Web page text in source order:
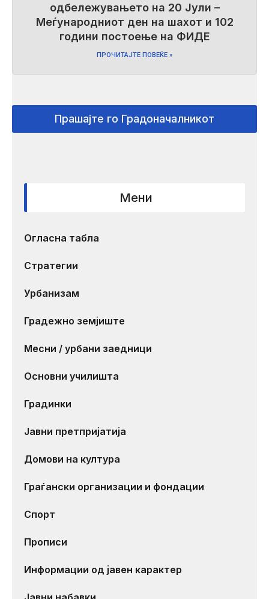
одбележувањето на 20 Јули –
Меѓународниот ден на шахот и 102
години постоење на ФИДЕ
ПРОЧИТАЈТЕ ПОВЕЌЕ »
Прашајте го Градоначалникот
Мени
Огласна табла
Стратегии
Урбанизам
Градежно земјиште
Месни / урбани заедници
Основни училишта
Градинки
Јавни претпријатија
Домови на култура
Граѓански организации и фондации
Спорт
Прописи
Информации од јавен карактер